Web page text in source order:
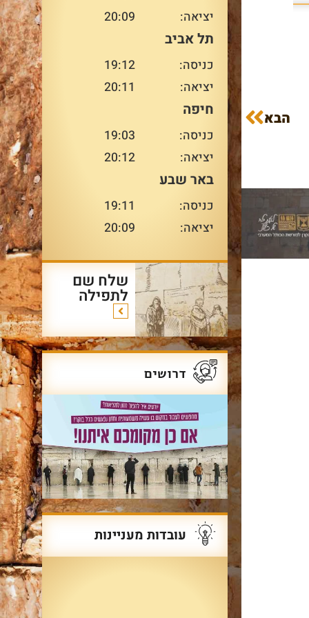
הבא
למשפחה ומדור לדור – בדיוק
במקום המשמעותי ביותר
עבורו.
עוד על שרשרת הדורות
יציאה:
20:09
תל אביב
כניסה:
19:12
יציאה:
20:11
חיפה
כניסה:
19:03
יציאה:
20:12
באר שבע
כניסה:
19:11
יציאה:
20:09
שלח שם
לתפילה
דרושים
עובדות מעניינות